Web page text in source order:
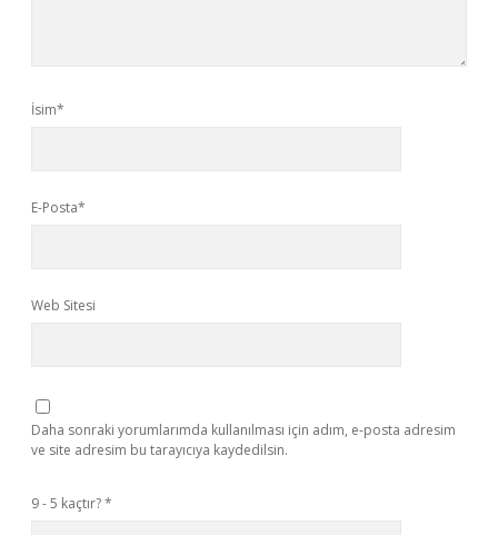
İsim*
E-Posta*
Web Sitesi
Daha sonraki yorumlarımda kullanılması için adım, e-posta adresim
ve site adresim bu tarayıcıya kaydedilsin.
9 - 5 kaçtır?*